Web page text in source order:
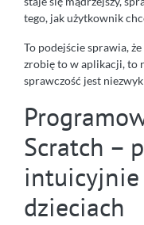
tego, jak użytkownik
To podejście sprawia,
zrobię to w aplikacji, to
sprawczość jest
Scratch –
intuicyjnie
dzieciach